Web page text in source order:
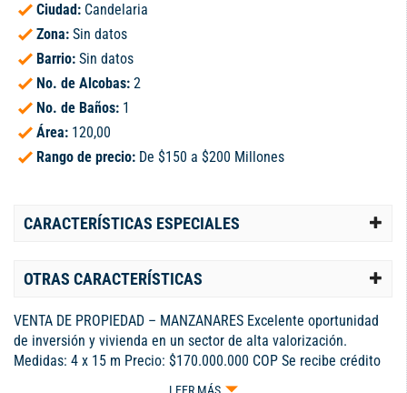
Ciudad: Candelaria
Zona: Sin datos
Barrio: Sin datos
No. de Alcobas: 2
No. de Baños: 1
Área: 120,00
Rango de precio: De $150 a $200 Millones
CARACTERÍSTICAS ESPECIALES
OTRAS CARACTERÍSTICAS
VENTA DE PROPIEDAD – MANZANARES Excelente oportunidad
de inversión y vivienda en un sector de alta valorización.
Medidas: 4 x 15 m Precio: $170.000.000 COP Se recibe crédito
hipotecario Características: Primer piso: • Sala • Comedor •